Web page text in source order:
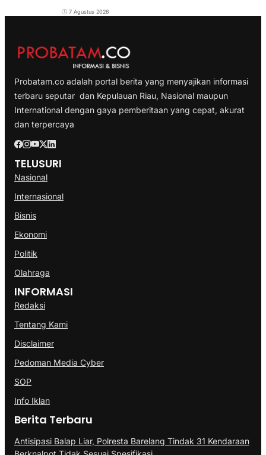
7 Agustus 2026
Probatam.co adalah portal berita yang menyajikan informasi
terbaru seputar dan Kepulauan Riau, Nasional maupun
International dengan gaya pemberitaan yang cepat, akurat
dan terpercaya
TELUSURI
Nasional
Internasional
Bisnis
Ekonomi
Politik
Olahraga
INFORMASI
Redaksi
Tentang Kami
Disclaimer
Pedoman Media Cyber
SOP
Info Iklan
Berita Terbaru
Antisipasi Balap Liar, Polresta Barelang Tindak 31 Kendaraan